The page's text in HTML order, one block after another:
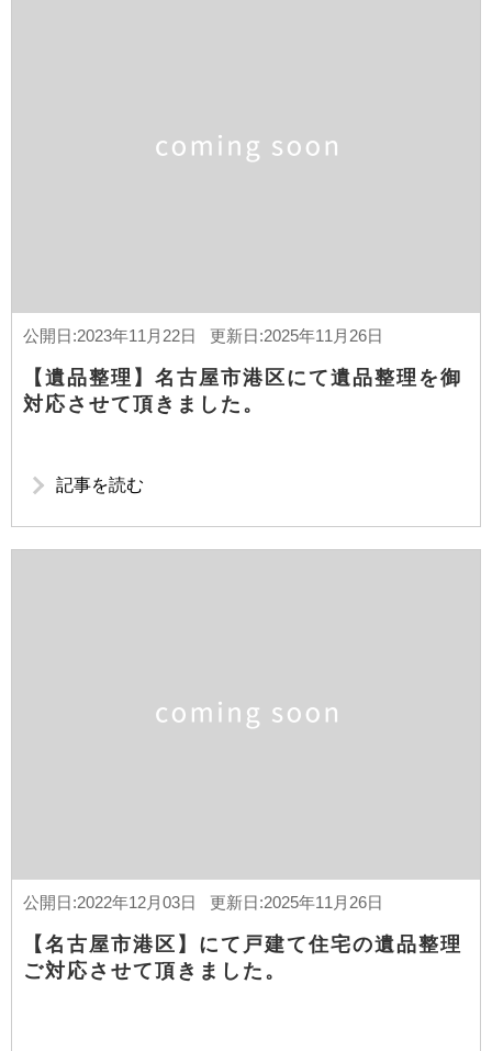
公開日:2023年11月22日 更新日:2025年11月26日
【遺品整理】名古屋市港区にて遺品整理を御
対応させて頂きました。
記事を読む
公開日:2022年12月03日 更新日:2025年11月26日
【名古屋市港区】にて戸建て住宅の遺品整理
ご対応させて頂きました。